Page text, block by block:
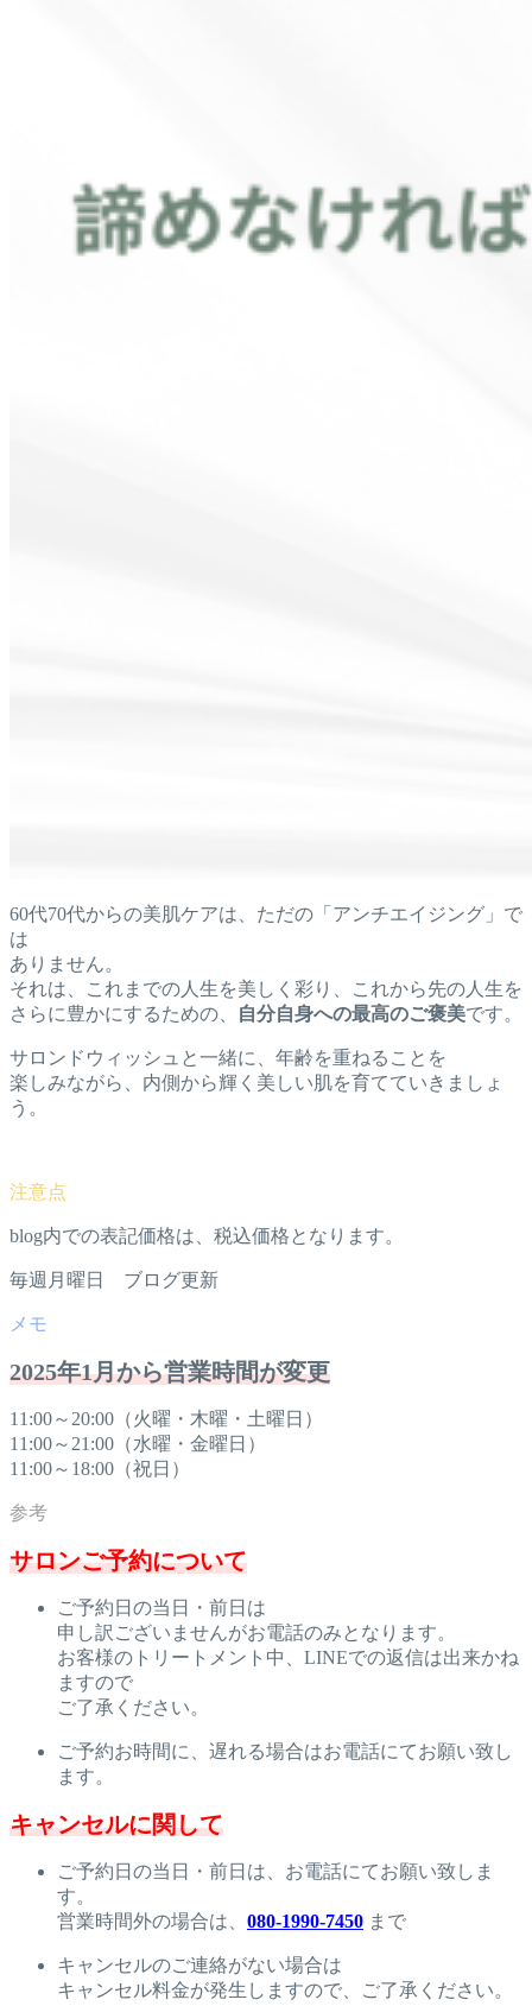
60代70代からの美肌ケアは、ただの「アンチエイジング」で
は
ありません。
それは、これまでの人生を美しく彩り、これから先の人生を
さらに豊かにするための、
自分自身への最高のご褒美です。
サロンドウィッシュと一緒に、年齢を重ねることを
楽しみながら、内側から輝く美しい肌を育てていきましょ
う。
blog内での表記価格は、税込価格となります。
毎週月曜日 ブログ更新
2025年1月から営業時間が変更
11:00～20:00（火曜・木曜・土曜日）
11:00～21:00（水曜・金曜日）
11:00～18:00（祝日）
サロンご予約について
ご予約日の当日・前日は
申し訳ございませんがお電話のみとなります。
お客様のトリートメント中、LINEでの返信は出来かね
ますので
ご了承ください。
ご予約お時間に、遅れる場合はお電話にてお願い致し
ます。
キャンセルに関して
ご予約日の当日・前日は、お電話にてお願い致しま
す。
営業時間外の場合は、 080-1990-7450 まで
キャンセルのご連絡がない場合は
キャンセル料金が発生しますので、ご了承ください。